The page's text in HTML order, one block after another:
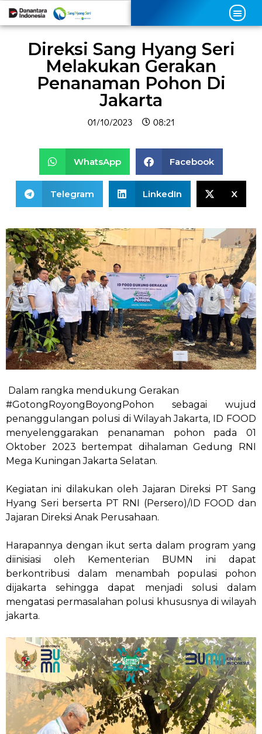
Direksi Sang Hyang Seri
Melakukan Gerakan
Penanaman Pohon Di
Jakarta
01/10/2023 08:21
WhatsApp Facebook
Telegram LinkedIn X
Dalam rangka mendukung Gerakan
#GotongRoyongBoyongPohon sebagai wujud
penanggulangan polusi di Wilayah Jakarta, ID FOOD
menyelenggarakan penanaman pohon pada 01
Oktober 2023 bertempat dihalaman Gedung RNI
Mega Kuningan Jakarta Selatan.
Kegiatan ini dilakukan oleh Jajaran Direksi PT Sang
Hyang Seri berserta PT RNI (Persero)/ID FOOD dan
Jajaran Direksi Anak Perusahaan.
Harapannya dengan ikut serta dalam program yang
diinisiasi oleh Kementerian BUMN ini dapat
berkontribusi dalam menambah populasi pohon
dijakarta sehingga dapat menjadi solusi dalam
mengatasi permasalahan polusi khususnya di wilayah
jakarta.